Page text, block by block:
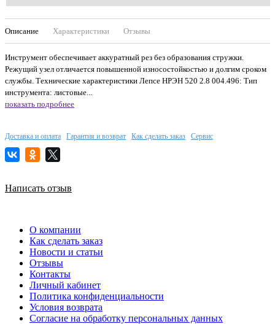
Описание Характеристики Отзывы
Инструмент обеспечивает аккуратный рез без образования стружки.
Режущий узел отличается повышенной износостойкостью и долгим сроком
службы. Технические характеристики Лепсе НРЭН 520 2.8 004.496: Тип
инструмента: листовые...
показать подробнее
Доставка и оплата Гарантия и возврат Как сделать заказ Сервис
Написать отзыв
О компании
Как сделать заказ
Новости и статьи
Отзывы
Контакты
Личный кабинет
Политика конфиденциальности
Условия возврата
Согласие на обработку персональных данных